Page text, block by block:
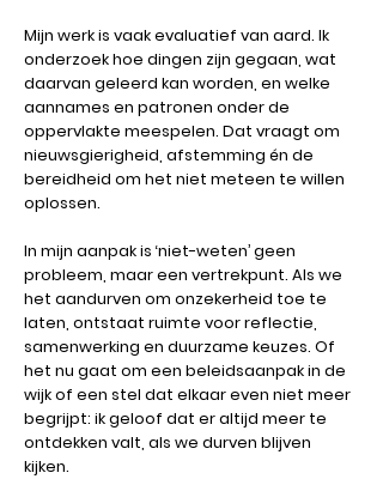
Mijn werk is vaak evaluatief van aard. Ik
onderzoek hoe dingen zijn gegaan, wat
daarvan geleerd kan worden, en welke
aannames en patronen onder de
oppervlakte meespelen. Dat vraagt om
nieuwsgierigheid, afstemming én de
bereidheid om het niet meteen te willen
oplossen.
In mijn aanpak is ‘niet-weten’ geen
probleem, maar een vertrekpunt. Als we
het aandurven om onzekerheid toe te
laten, ontstaat ruimte voor reflectie,
samenwerking en duurzame keuzes. Of
het nu gaat om een beleidsaanpak in de
wijk of een stel dat elkaar even niet meer
begrijpt: ik geloof dat er altijd meer te
ontdekken valt, als we durven blijven
kijken.